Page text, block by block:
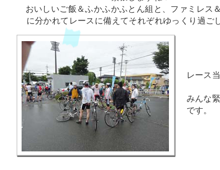
おいしいご飯＆ふかふかふとん組と、ファミレス
に分かれてレースに備えてそれぞれゆっくり過ご
レース
みんな
です。